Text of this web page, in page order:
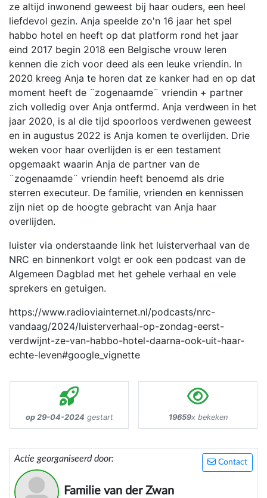
ze altijd inwonend geweest bij haar ouders, een heel
liefdevol gezin. Anja speelde zo'n 16 jaar het spel
habbo hotel en heeft op dat platform rond het jaar
eind 2017 begin 2018 een Belgische vrouw leren
kennen die zich voor deed als een leuke vriendin. In
2020 kreeg Anja te horen dat ze kanker had en op dat
moment heeft de ¨zogenaamde¨ vriendin + partner
zich volledig over Anja ontfermd. Anja verdween in het
jaar 2020, is al die tijd spoorloos verdwenen geweest
en in augustus 2022 is Anja komen te overlijden. Drie
weken voor haar overlijden is er een testament
opgemaakt waarin Anja de partner van de
¨zogenaamde¨ vriendin heeft benoemd als drie
sterren executeur. De familie, vrienden en kennissen
zijn niet op de hoogte gebracht van Anja haar
overlijden.
luister via onderstaande link het luisterverhaal van de
NRC en binnenkort volgt er ook een podcast van de
Algemeen Dagblad met het gehele verhaal en vele
sprekers en getuigen.
https://www.radioviainternet.nl/podcasts/nrc-
vandaag/2024/luisterverhaal-op-zondag-eerst-
verdwijnt-ze-van-habbo-hotel-daarna-ook-uit-haar-
echte-leven#google_vignette
op 29-04-2024 gestart 19659x bekeken
Contact
Actie georganiseerd door:
Familie van der Zwan